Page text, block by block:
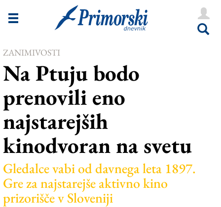
Novice
Goriška
Kultura
Šport
Še
Vreme
Uredništvo
ZANIMIVOSTI
Na Ptuju bodo
prenovili eno
najstarejših
kinodvoran na svetu
Gledalce vabi od davnega leta 1897.
Gre za najstarejše aktivno kino
prizorišče v Sloveniji